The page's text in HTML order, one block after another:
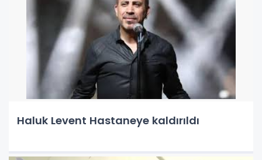
Haluk Levent Hastaneye kaldırıldı